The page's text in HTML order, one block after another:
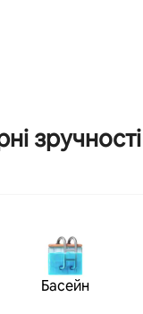
Басейн